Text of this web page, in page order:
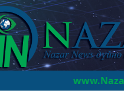
www.NazarNews.kg